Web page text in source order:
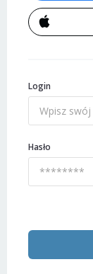
Login
Hasło